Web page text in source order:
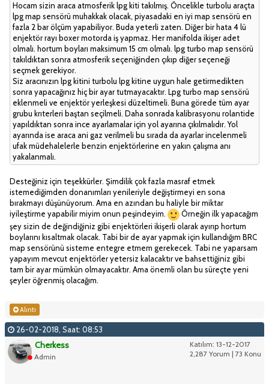
Hocam sizin araca atmosferik lpg kiti takılmış. Öncelikle turbolu araçta
lpg map sensörü muhakkak olacak, piyasadaki en iyi map sensörü en
fazla 2 bar ölçüm yapabiliyor. Buda yeterli zaten. Diğer bir hata 4 lü
enjektör rayı boxer motorda iş yapmaz. Her manifolda ikişer adet
olmalı. hortum boyları maksimum 15 cm olmalı. lpg turbo map sensörü
takıldıktan sonra atmosferik seçeniğinden çıkıp diğer seçeneği
seçmek gerekiyor.
Siz aracınızın lpg kitini turbolu lpg kitine uygun hale getirmedikten
sonra yapacağınız hiç bir ayar tutmayacaktır. Lpg turbo map sensörü
eklenmeli ve enjektör yerleşkesi düzeltimeli. Buna görede tüm ayar
grubu krıterleri baştan seçilmeli. Daha sonrada kalibrasyonu rolantide
yapıldıktan sonra ince ayarlamalar için yol ayarına çıkılmalıdır. Yol
ayarında ise araca ani gaz verilmeli bu sırada da ayarlar incelenmeli
ufak müdehalelerle benzin enjektörlerine en yakın çalışma anı
yakalanmalı.
Desteğiniz için teşekkürler. Şimdilik çok fazla masraf etmek
istemediğimden donanımları yenileriyle değiştirmeyi en sona
bırakmayı düşünüyorum. Ama en azından bu haliyle bir miktar
iyileştirme yapabilir miyim onun peşindeyim.
Örneğin ilk yapacağım
şey sizin de değindiğiniz gibi enjektörleri ikişerli olarak ayırıp hortum
boylarını kısaltmak olacak. Tabi bir de ayar yapmak için kullandığım BRC
map sensörünü sisteme entegre etmem gerekecek. Tabi ne yaparsam
yapayım mevcut enjektörler yetersiz kalacaktır ve bahsettiğiniz gibi
tam bir ayar mümkün olmayacaktır. Ama önemli olan bu süreçte yeni
şeyler öğrenmiş olacağım.
Alıntı
26-02-2018, Saat: 08:53
Katılım: 13-12-2017
2,287 Yorum | 73 Konu
Cherkess
Admin